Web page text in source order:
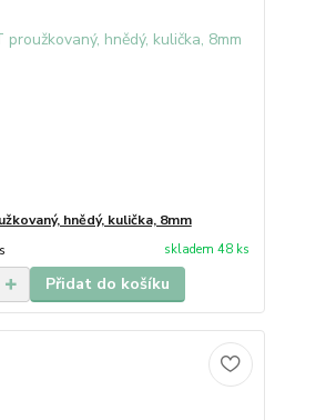
hnědý, kulička, 8mm
skladem 48 ks
Přidat do košíku